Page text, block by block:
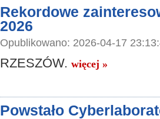
Rekordowe
2026
Opublikowano: 2026-04-17
RZESZÓW. więcej »
Powstało